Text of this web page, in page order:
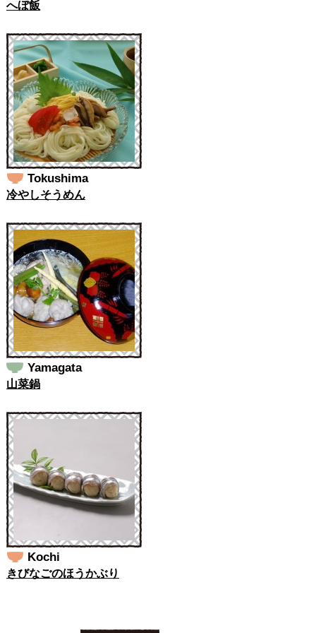
へぼ飯
Tokushima
冷やしそうめん
Yamagata
山菜鍋
Kochi
きびなごのほうかぶり